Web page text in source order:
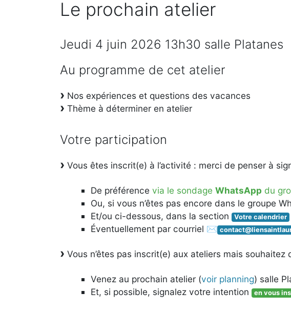
Le prochain atelier
Jeudi 4 juin 2026 13h30 salle Platanes
Au programme de cet atelier
Nos expériences et questions des vacances
Thème à déterminer en atelier
Votre participation
Vous êtes inscrit(e) à l’activité : merci de penser à
De préférence via le sondage WhatsApp du
Ou, si vous n’êtes pas encore dans le groupe
Et/ou ci-dessous, dans la section
Votre calendrier
Éventuellement par courriel
contact@
Vous n’êtes pas inscrit(e) aux ateliers mais souhaitez
Venez au prochain atelier (voir planning) salle
Et, si possible, signalez votre intention
en vous